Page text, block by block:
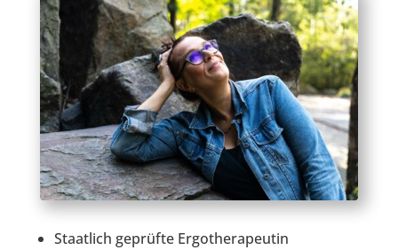
Staatlich geprüfte Ergotherapeutin